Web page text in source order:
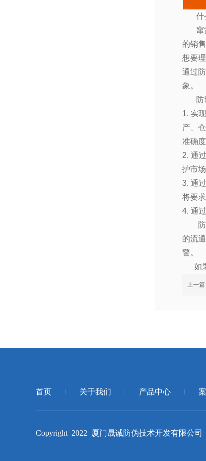
什么
窜货
的销售
想要
通过
象。
防窜
1. 实
产、
准确度
2. 通
护市
3. 通
将要
4. 通
防伪
的流
警。
如果
上一篇
首页 关于我们 产品中心
Copyright 2022 厦门晟诚防伪技术开发有限